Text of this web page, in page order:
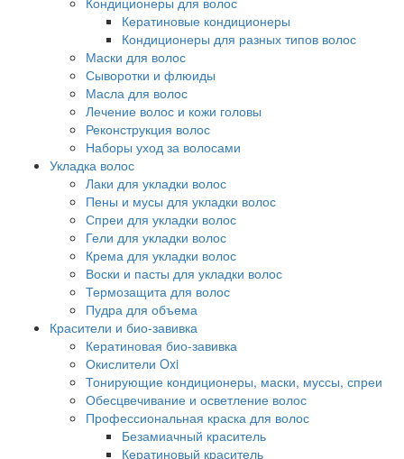
Кератиновые кондиционеры
Кондиционеры для разных типов волос
Маски для волос
Сыворотки и флюиды
Масла для волос
Лечение волос и кожи головы
Реконструкция волос
Наборы уход за волосами
Укладка волос
Лаки для укладки волос
Пены и мусы для укладки волос
Спреи для укладки волос
Гели для укладки волос
Крема для укладки волос
Воски и пасты для укладки волос
Термозащита для волос
Пудра для объема
Красители и био-завивка
Кератиновая био-завивка
Окислители Oxi
Тонирующие кондиционеры, маски, муссы, спреи
Обесцвечивание и осветление волос
Профессиональная краска для волос
Безамиачный краситель
Кератиновый краситель